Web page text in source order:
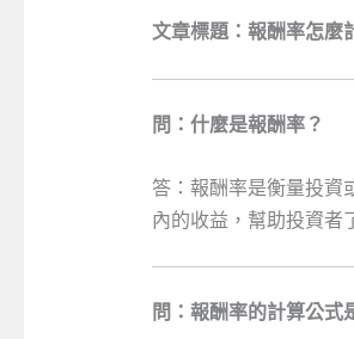
文章標題：報酬率怎麼
問：什麼是報酬率？
答：報酬率是衡量投資
內的收益，幫助投資者
問：報酬率的計算公式